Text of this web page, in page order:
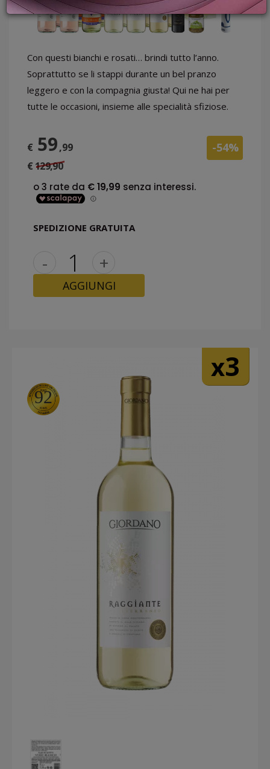
GIFT
CARD
ACCEDI
Con questi bianchi e rosati… brindi tutto l’anno.
Soprattutto se li stappi durante un bel pranzo
leggero e con la compagnia giusta! Qui ne hai per
tutte le occasioni, insieme alle specialità sfiziose.
€ 59,99 -54%
€ 129,90
SPEDIZIONE GRATUITA
- +
AGGIUNGI
92
x3